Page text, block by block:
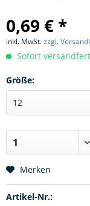
0,69 € *
inkl. MwSt.zzgl.
Sofort
Größe:
Merken
Artikel-Nr.: